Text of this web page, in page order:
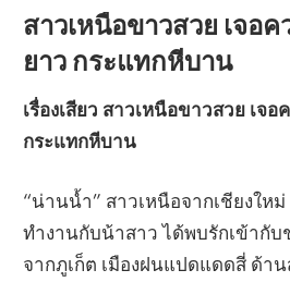
สาวเหนือขาวสวย เจอ
ยาว กระแทกหีบาน
เรื่องเสียว สาวเหนือขาวสวย เจ
กระแทกหีบาน
“น่านน้ำ” สาวเหนือจากเชียงใหม่
ทำงานกับน้าสาว ได้พบรักเข้ากั
จากภูเก็ต เมืองฝนแปดแดดสี่ ด้า